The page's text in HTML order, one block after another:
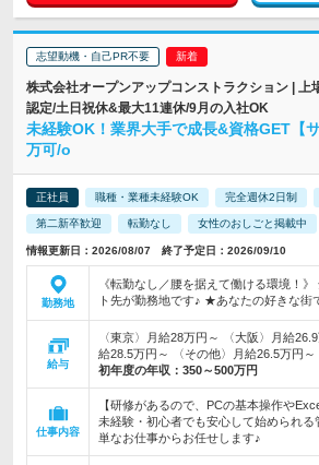
志望動機・自己PR不要
株式会社オープンアップコンストラクション | 上
認定/土日祝休&最大11連休/9月の入社OK
未経験OK！業界大手で成長&資格GET【
万可/o
正社員 職種・業種未経験OK 完全週休2日制
第二新卒歓迎 転勤なし 女性のおしごと掲載中
情報更新日：2026/08/07 終了予定日：2026/09/10
勤務地
《転勤なし／腰を据えて働ける環境！
ト先が勤務地です♪ ★あなたの好きな街
給与
〈東京〉月給28万円～ 〈大阪〉月給
給28.5万円～ 〈その他〉月給26.5万円
初年度の年収： 350～500万円
仕事内容
【研修があるので、PCの基本操作や
未経験・初心者でも安心して始められ
単なお仕事からお任せします♪